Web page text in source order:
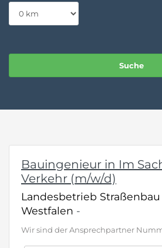
Bauingenieur in Im
Verkehr (m/w/d)
Landesbetrieb
Westfalen -